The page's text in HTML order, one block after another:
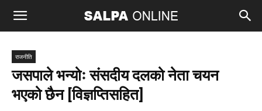
राजनीति
जसपाले भन्योः संसदीय दलको नेता चयन
भएको छैन [विज्ञप्तिसहित]